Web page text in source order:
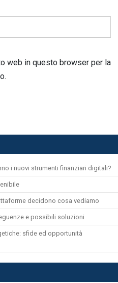
web in questo browser per la
i nuovi strumenti finanziari digitali?
decidono cosa vediamo
e possibili soluzioni
sfide ed opportunità